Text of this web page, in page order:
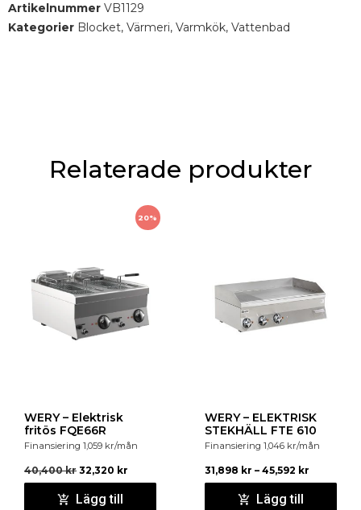
hålla kärlet rent. Du ställer enkelt in önskad
temperatur med hjälp av den inbyggda termostaten.
Artikelnummer VB1129
Kategorier Blocket, Värmeri, Varmkök, Vattenbad
Relaterade produkter
20%
WERY – Elektrisk
fritös FQE66R
Finansiering 1,059 kr/mån
40,400kr 32,320 kr
Lägg till
WERY – ELEKTRISK
STEKHÄLL FTE 610
Finansiering 1,046 kr/mån
31,898 kr – 45,592 kr
Lägg till